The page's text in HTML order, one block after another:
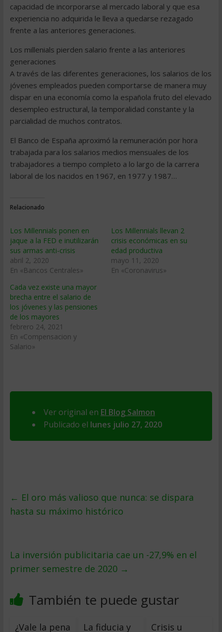
capacidad de incorporarse al mercado laboral y que esa
experiencia no adquirida le lleva a quedarse rezagado
frente a las anteriores generaciones.
Los millenials pierden salario frente a las anteriores
generaciones
A través de las diferentes generaciones, los salarios de los
jóvenes empleados pueden comportarse de manera muy
dispar en una economía como la española fruto del elevado
desempleo estructural, la temporalidad constante y la
parcialidad de muchos contratos.
El Banco de España aproximó la remuneración por hora
trabajada para los salarios medios mensuales de los
trabajadores a tiempo completo a lo largo de la carrera
laboral de los nacidos en 1967, en 1977 y 1987…
Relacionado
Los Millennials ponen en
jaque a la FED e inutilizarán
sus armas anti-crisis
abril 2, 2020
En «Bancos Centrales»
Los Millennials llevan 2
crisis económicas en su
edad productiva
mayo 11, 2020
En «Coronavirus»
Cada vez existe una mayor
brecha entre el salario de
los jóvenes y las pensiones
de los mayores
febrero 24, 2021
En «Compensacion y
Salario»
Ver original en El Blog Salmon
Publicado el lunes julio 27, 2020
← El oro más valioso que nunca: se dispara
hasta su máximo histórico
La inversión publicitaria cae un -27,9% en el
primer semestre de 2020 →
También te puede gustar
¿Vale la pena
La fiducia y
Crisis u